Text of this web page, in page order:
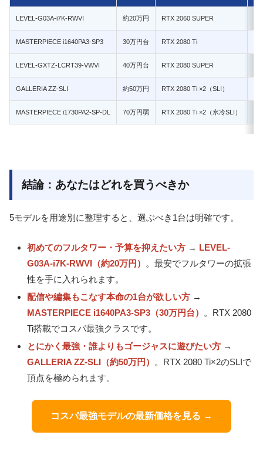
LEVEL-G03A-i7K-RWVI 約20万円 RTX 2060 SUPER
MASTERPIECE i1640PA3-SP3 30万円台 RTX 2080 Ti
LEVEL-GXTZ-LCRT39-VWVI 40万円台 RTX 2080 SUPER
GALLERIA ZZ-SLI 約50万円 RTX 2080 Ti ×2（SLI）
MASTERPIECE i1730PA2-SP-DL 70万円弱 RTX 2080 Ti ×2（水冷SLI）
結論：あなたはどれを買うべきか
5モデルを用途別に整理すると、選ぶべき1台は明確です。
初めてのフルタワー・予算を抑えたい方 → LEVEL-
G03A-i7K-RWVI（約20万円）
。最安でフルタワーの拡張
性を手に入れられます。
配信や編集もこなす本命の1台が欲しい方 →
MASTERPIECE i1640PA3-SP3（30万円台）
。RTX 2080
Ti搭載でコスパ最強クラスです。
とにかく最強・誰よりもゴージャスに遊びたい方 →
GALLERIA ZZ-SLI（約50万円）
。RTX 2080 Ti×2のSLIで
頂点を極められます。
コスパ最強モデルの最新価格を見る →